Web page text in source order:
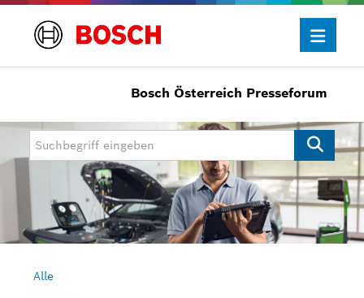
Presseinformationen
Allgemein/Wirtschaft
Bosch Innovationspreis
eBike Systems
Mobility
Bosch Österreich Presseforum
Alle